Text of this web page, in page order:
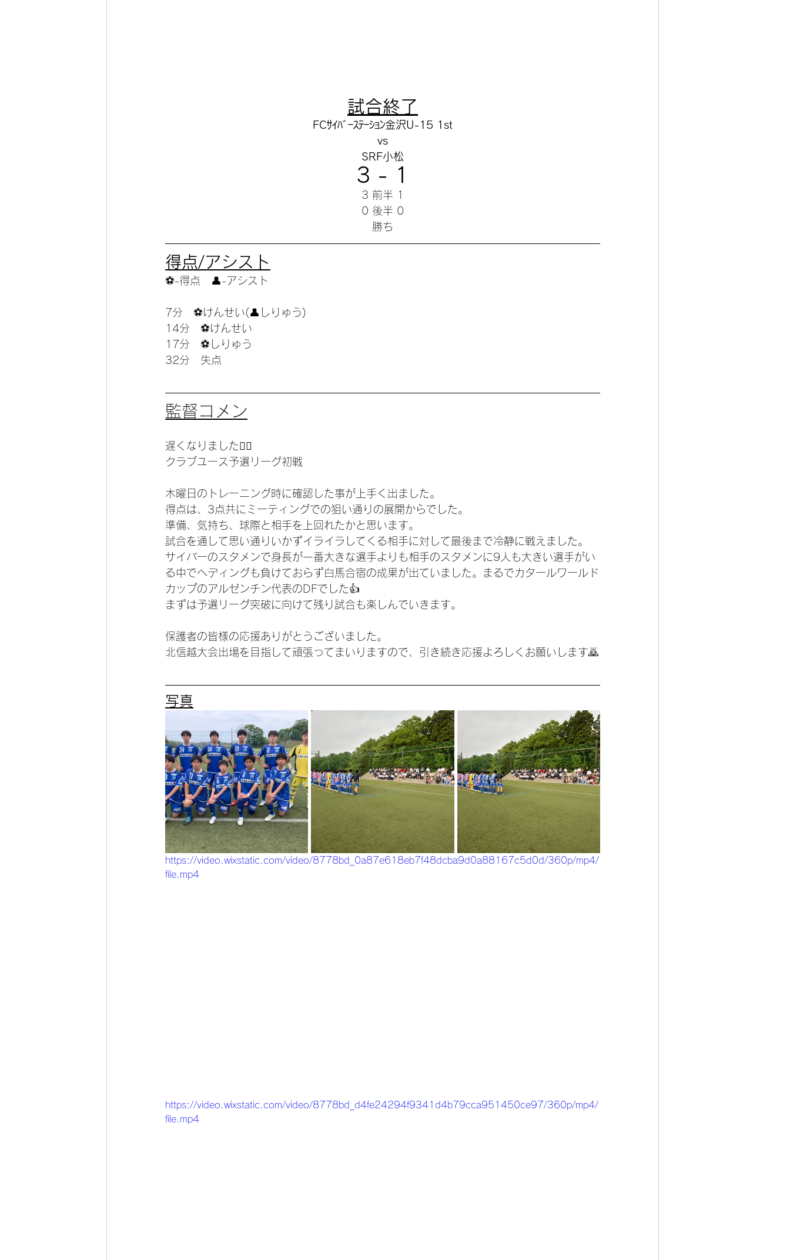
試合終了
FCｻｲﾊﾞｰｽﾃｰｼｮﾝ金沢U-15 1st
vs
SRF小松
3 - 1
3 前半 1
0 後半 0
勝ち
得点/アシスト
⚽️-得点　👤-アシスト
7分　⚽️けんせい(👤しりゅう)
14分　⚽️けんせい
17分　⚽️しりゅう
32分　失点
監督コメン
遅くなりました🙇‍♀️
クラブユース予選リーグ初戦
木曜日のトレーニング時に確認した事が上手く出ました。
得点は、3点共にミーティングでの狙い通りの展開からでした。
準備、気持ち、球際と相手を上回れたかと思います。
試合を通して思い通りいかずイライラしてくる相手に対して最後まで冷静に戦えました。
サイバーのスタメンで身長が一番大きな選手よりも相手のスタメンに9人も大きい選手がい
る中でヘディングも負けておらず白馬合宿の成果が出ていました。まるでカタールワールド
カップのアルゼンチン代表のDFでした👍
まずは予選リーグ突破に向けて残り試合も楽しんでいきます。
保護者の皆様の応援ありがとうございました。
北信越大会出場を目指して頑張ってまいりますので、引き続き応援よろしくお願いします🙇
写真
https://video.wixstatic.com/video/8778bd_0a87e618eb7f48dcba9d0a88167c5d0d/360p/mp4/
file.mp4
https://video.wixstatic.com/video/8778bd_d4fe24294f9341d4b79cca951450ce97/360p/mp4/
file.mp4